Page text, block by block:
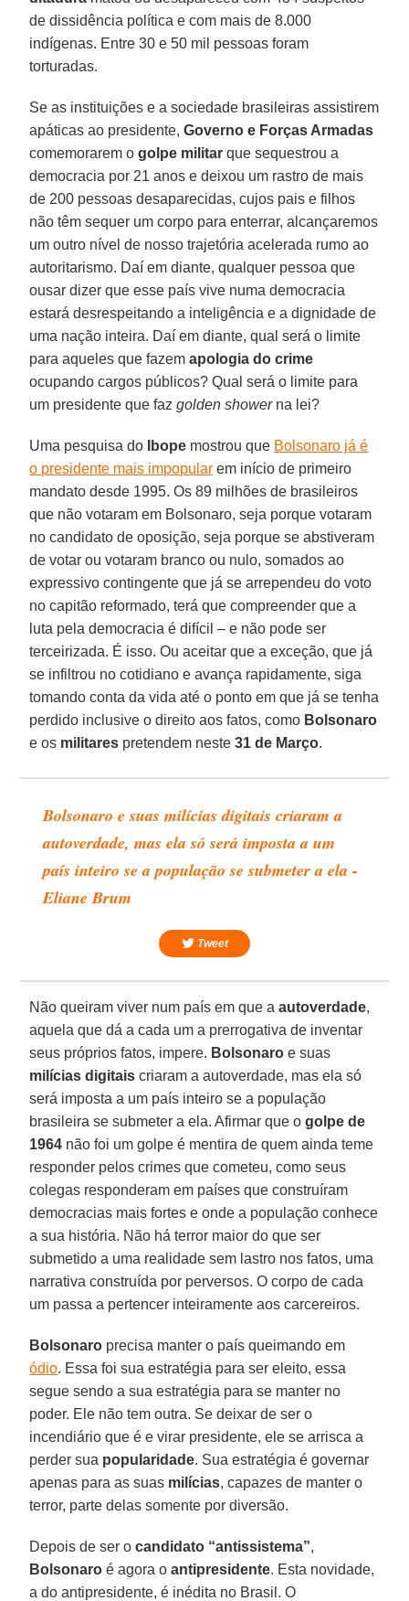
de dissidência política e com mais de 8.000
indígenas. Entre 30 e 50 mil pessoas foram
torturadas.
Se as instituições e a sociedade brasileiras assistirem
apáticas ao presidente,Governo e Forças Armadas
comemorarem ogolpe militar que sequestrou a
democracia por 21 anos e deixou um rastro de mais
de 200 pessoas desaparecidas, cujos pais e filhos
não têm sequer um corpo para enterrar, alcançaremos
um outro nível de nosso trajetória acelerada rumo ao
autoritarismo. Daí em diante, qualquer pessoa que
ousar dizer que esse país vive numa democracia
estará desrespeitando a inteligência e a dignidade de
uma nação inteira. Daí em diante, qual será o limite
para aqueles que fazemapologia do crime
ocupando cargos públicos? Qual será o limite para
um presidente que fazgolden showerna lei?
Uma pesquisa do Ibope mostrou que Bolsonaro já é
o presidente mais impopular em início de primeiro
mandato desde 1995. Os 89 milhões de brasileiros
que não votaram em Bolsonaro, seja porque votaram
no candidato de oposição, seja porque se abstiveram
de votar ou votaram branco ou nulo, somados ao
expressivo contingente que já se arrependeu do voto
no capitão reformado, terá que compreender que a
luta pela democracia é difícil – e não pode ser
terceirizada. É isso. Ou aceitar que a exceção, que já
se infiltrou no cotidiano e avança rapidamente, siga
tomando conta da vida até o ponto em que já se tenha
perdido inclusive o direito aos fatos, como Bolsonaro
e os militares pretendem neste31 de Março.
Bolsonaro e suas milícias digitais criaram a
autoverdade, mas ela só será imposta a um
país inteiro se a população se submeter a ela -
Eliane Brum
Tweet
Não queiram viver num país em que aautoverdade,
aquela que dá a cada um a prerrogativa de inventar
seus próprios fatos, impere. Bolsonaro e suas
milícias digitais criaram a autoverdade, mas ela só
será imposta a um país inteiro se a população
brasileira se submeter a ela. Afirmar que ogolpe de
1964 não foi um golpe é mentira de quem ainda teme
responder pelos crimes que cometeu, como seus
colegas responderam em países que construíram
democracias mais fortes e onde a população conhece
a sua história. Não há terror maior do que ser
submetido a uma realidade sem lastro nos fatos, uma
narrativa construída por perversos. O corpo de cada
um passa a pertencer inteiramente aos carcereiros.
Bolsonaro precisa manter o país queimando em
ódio. Essa foi sua estratégia para ser eleito, essa
segue sendo a sua estratégia para se manter no
poder. Ele não tem outra. Se deixar de ser o
incendiário que é e virar presidente, ele se arrisca a
perder sua popularidade. Sua estratégia é governar
apenas para as suas milícias, capazes de manter o
terror, parte delas somente por diversão.
Depois de ser ocandidato “antissistema”,
Bolsonaro é agora oantipresidente. Esta novidade,
a do antipresidente, é inédita no Brasil. O